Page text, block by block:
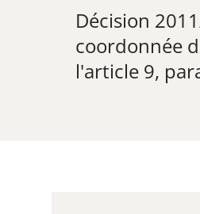
Décision
coordonnée
l'article 9,